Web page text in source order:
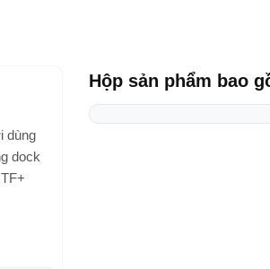
dùng
dock
Hộp sản phẩm bao